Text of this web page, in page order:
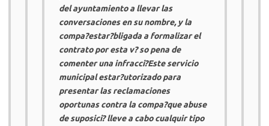
del ayuntamiento a llevar las
conversaciones en su nombre, y la
compa?estar?bligada a formalizar el
contrato por esta v? so pena de
comenter una infracci?Este servicio
municipal estar?utorizado para
presentar las reclamaciones
oportunas contra la compa?que abuse
de suposici? lleve a cabo cualquir tipo